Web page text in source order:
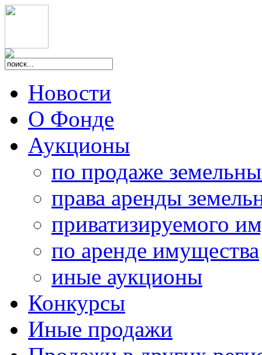
Новости
О Фонде
Аукционы
по продаже
права аренды
приватизируемого
по аренде имущества
иные аукционы
Конкурсы
Иные продажи